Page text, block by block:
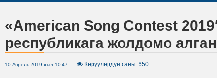
«American Song Contest
республикага жолдомо
10 Апрель 2019 жыл 10:47 Көрүүлөрдүн саны: 650